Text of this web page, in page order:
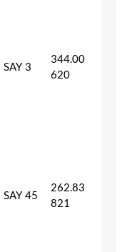
SAY 3
344.00
620
SAY 45
262.83
821